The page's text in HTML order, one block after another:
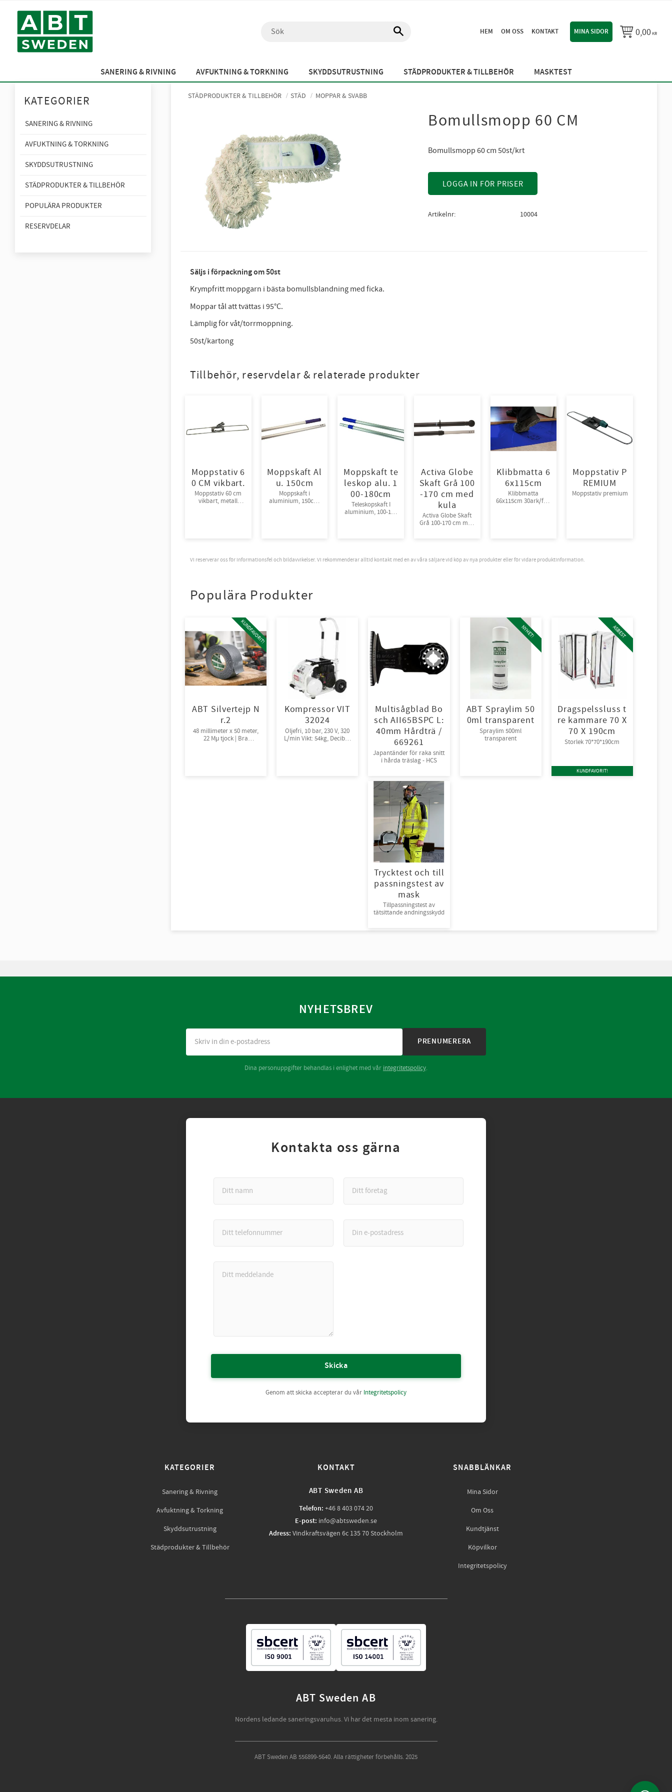
HEM OM OSS KONTAKT MINA SIDOR 0,00KR
SANERING & RIVNING AVFUKTNING & TORKNING SKYDDSUTRUSTNING STÄDPRODUKTER & TILLBEHÖR MASKTEST
STÄDPRODUKTER & TILLBEHÖR STÄD MOPPAR & SVABB
Bomullsmopp 60 CM
Bomullsmopp 60 cm 50st/krt
LOGGA IN FÖR PRISER
Artikelnr 10004
Säljs i förpackning om 50st
Krympfritt moppgarn i bästa bomullsblandning med ficka.
Moppar tål att tvättas i 95°C.
Lämplig för våt/torrmoppning.
50st/kartong
Tillbehör, reservdelar & relaterade produkter
Moppstativ 6
0 CM vikbart.
Moppstativ 60 cm
vikbart, metall
Moppskaft Al
u. 150cm
Moppskaft i
aluminium, 150cm.
Moppskaft te
leskop alu. 1
00-180cm
Teleskopskaft I
aluminium, 100-180
Activa Globe
Skaft Grå 100
-170 cm med
kula
Activa Globe Skaft
Grå 100-170 cm med
Klibbmatta 6
6x115cm
Klibbmatta
66x115cm 30ark/frp,
Moppstativ P
REMIUM
Moppstativ premium
Vi reserverar oss för informationsfel och bildavvikelser. Vi rekommenderar alltid kontakt med en av våra säljare vid köp av nya produkter eller för vidare produktinformation.
Populära Produkter
ABT Silvertejp N
r.2
48 millimeter x 50 meter,
22 Mμ tjock | Bra
KUNDFAVORIT!
Kompressor VIT
32024
Oljefri, 10 bar, 230 V, 320
L/min Vikt: 54kg, Decibel:
Multisågblad Bo
sch AII65BSPC L:
40mm Hårdträ /
669261
Japantänder för raka snitt
i hårda träslag - HCS
ABT Spraylim 50
0ml transparent
Spraylim 500ml
transparent
NYHET!
Dragspelssluss t
re kammare 70 X
70 X 190cm
Storlek 70*70*190cm
ASBEST
KUNDFAVORIT!
Trycktest och till
passningstest av
mask
Tillpassningstest av
tätsittande andningsskydd
KATEGORIER
SANERING & RIVNING
AVFUKTNING & TORKNING
SKYDDSUTRUSTNING
STÄDPRODUKTER & TILLBEHÖR
POPULÄRA PRODUKTER
RESERVDELAR
NYHETSBREV
PRENUMERERA
Dina personuppgifter behandlas i enlighet med vår integritetspolicy.
Kontakta oss gärna
Skicka
Genom att skicka accepterar du vår Integritetspolicy
KATEGORIER
Sanering & Rivning
Avfuktning & Torkning
Skyddsutrustning
Städprodukter & Tillbehör
KONTAKT
ABT Sweden AB
Telefon: +46 8 403 074 20
E-post: info@abtsweden.se
Adress: Vindkraftsvägen 6c 135 70 Stockholm
SNABBLÄNKAR
Mina Sidor
Om Oss
Kundtjänst
Köpvilkor
Integritetspolicy
ABT Sweden AB
Nordens ledande saneringsvaruhus. Vi har det mesta inom sanering.
ABT Sweden AB 556899-5640. Alla rättigheter förbehålls. 2025